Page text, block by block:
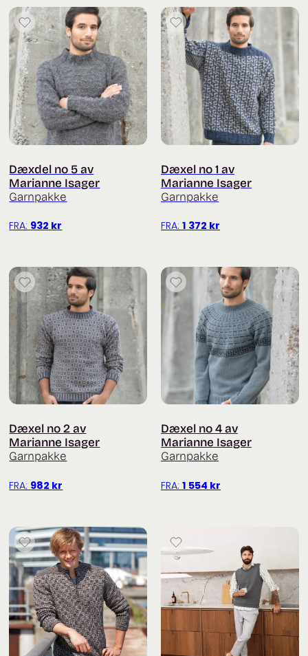
Dæxdel no 5 av
Marianne Isager
Garnpakke
FRA: 932 kr
Dæxel no 1 av
Marianne Isager
Garnpakke
FRA: 1 372 kr
Dæxel no 2 av
Marianne Isager
Garnpakke
FRA: 982 kr
Dæxel no 4 av
Marianne Isager
Garnpakke
FRA: 1 554 kr